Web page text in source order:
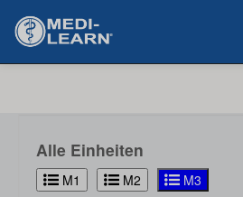
Alle Einheiten
M1 M2
M3